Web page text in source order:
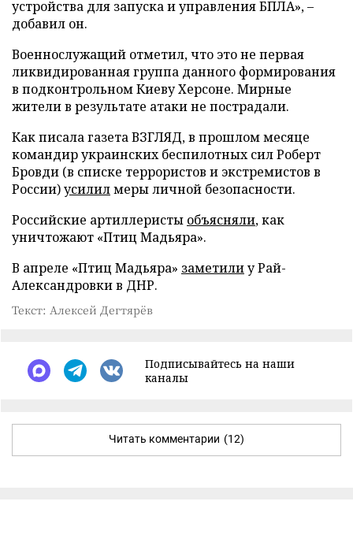
устройства для запуска и управления БПЛА», –
добавил он.
Военнослужащий отметил, что это не первая
ликвидированная группа данного формирования
в подконтрольном Киеву Херсоне. Мирные
жители в результате атаки не пострадали.
Как писала газета ВЗГЛЯД, в прошлом месяце
командир украинских беспилотных сил Роберт
Бровди (в списке террористов и экстремистов в
России)усилилмеры личной безопасности.
Российские артиллеристы объясняли, как
уничтожают «Птиц Мадьяра».
В апреле «Птиц Мадьяра» заметилиу Рай-
Александровки в ДНР.
Текст: Алексей Дегтярёв
Подписывайтесь на наши
каналы
Читать комментарии (12)